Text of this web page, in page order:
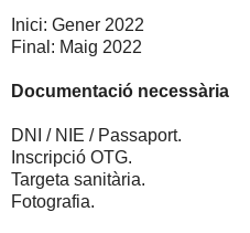
Inici: Gener 2022
Final: Maig 2022
Documentació necessària
DNI / NIE / Passaport.
Inscripció OTG.
Targeta sanitària.
Fotografia.